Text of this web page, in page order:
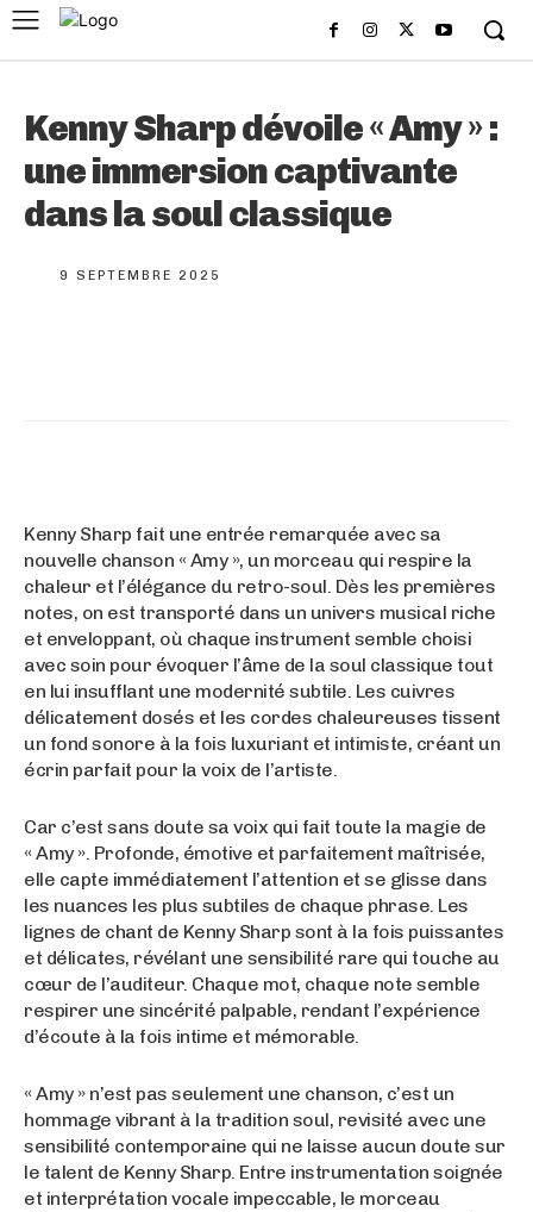
Kenny Sharp dévoile « Amy » :
une immersion captivante
dans la soul classique
9 SEPTEMBRE 2025
Kenny Sharp fait une entrée remarquée avec sa
nouvelle chanson « Amy », un morceau qui respire la
chaleur et l’élégance du retro-soul. Dès les premières
notes, on est transporté dans un univers musical riche
et enveloppant, où chaque instrument semble choisi
avec soin pour évoquer l’âme de la soul classique tout
en lui insufflant une modernité subtile. Les cuivres
délicatement dosés et les cordes chaleureuses tissent
un fond sonore à la fois luxuriant et intimiste, créant un
écrin parfait pour la voix de l’artiste.
Car c’est sans doute sa voix qui fait toute la magie de
« Amy ». Profonde, émotive et parfaitement maîtrisée,
elle capte immédiatement l’attention et se glisse dans
les nuances les plus subtiles de chaque phrase. Les
lignes de chant de Kenny Sharp sont à la fois puissantes
et délicates, révélant une sensibilité rare qui touche au
cœur de l’auditeur. Chaque mot, chaque note semble
respirer une sincérité palpable, rendant l’expérience
d’écoute à la fois intime et mémorable.
« Amy » n’est pas seulement une chanson, c’est un
hommage vibrant à la tradition soul, revisité avec une
sensibilité contemporaine qui ne laisse aucun doute sur
le talent de Kenny Sharp. Entre instrumentation soignée
et interprétation vocale impeccable, le morceau